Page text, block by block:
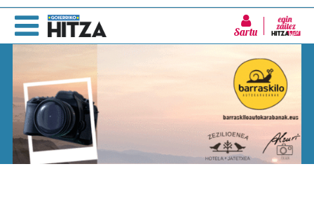
Sartu